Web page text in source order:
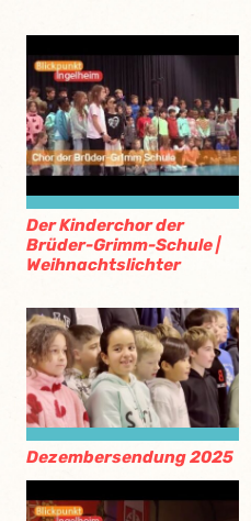
Der Kinderchor der
Brüder-Grimm-Schule |
Weihnachtslichter
Dezembersendung 2025